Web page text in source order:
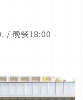
/ 晚餐18:00 -